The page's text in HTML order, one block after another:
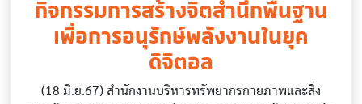
กิจกรรมการสร้างจิตสำนึกพื้นฐาน
เพื่อการอนุรักษ์พลังงานในยุค
ดิจิตอล
(18 มิ.ย.67) สำนักงานบริหารทรัพยากรกายภาพและสิ่ง